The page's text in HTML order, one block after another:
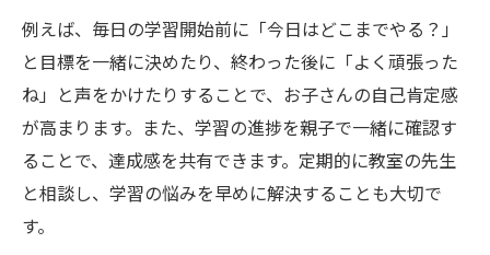
例えば、毎日の学習開始前に「今日はどこまでやる？」
と目標を一緒に決めたり、終わった後に「よく頑張った
ね」と声をかけたりすることで、お子さんの自己肯定感
が高まります。また、学習の進捗を親子で一緒に確認す
ることで、達成感を共有できます。定期的に教室の先生
と相談し、学習の悩みを早めに解決することも大切で
す。